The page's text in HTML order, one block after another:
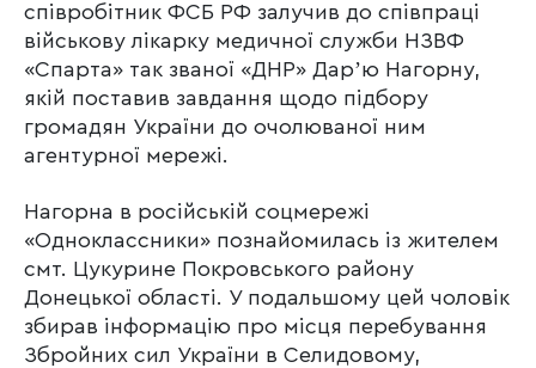
співробітник ФСБ РФ залучив до співпраці
військову лікарку медичної служби НЗВФ
«Спарта» так званої «ДНР» Дарʼю Нагорну,
якій поставив завдання щодо підбору
громадян України до очолюваної ним
агентурної мережі.
Нагорна в російській соцмережі
«Одноклассники» познайомилась із жителем
смт. Цукурине Покровського району
Донецької області. У подальшому цей чоловік
збирав інформацію про місця перебування
Збройних сил України в Селидовому,